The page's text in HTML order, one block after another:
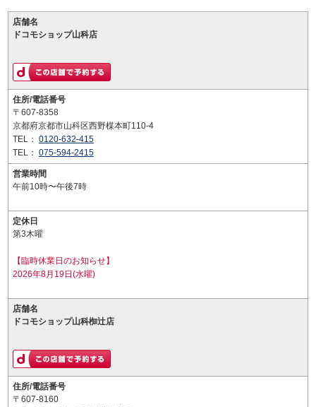
店舗名
ドコモショップ山科店
住所/電話番号
〒607-8358
京都府京都市山科区西野楳本町110-4
TEL： 0120-632-415
TEL： 075-594-2415
営業時間
午前10時〜午後7時
定休日
第3木曜
【臨時休業日のお知らせ】
2026年8月19日(水曜)
店舗名
ドコモショップ山科椥辻店
住所/電話番号
〒607-8160